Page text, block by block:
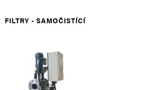
FILTRY - SAMOČISTÍCÍ